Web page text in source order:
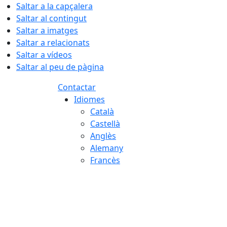
Saltar a la capçalera
Saltar al contingut
Saltar a imatges
Saltar a relacionats
Saltar a vídeos
Saltar al peu de pàgina
Contactar
Idiomes
Català
Castellà
Anglès
Alemany
Francès